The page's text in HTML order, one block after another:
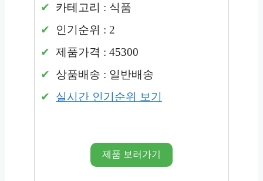
카테고리 : 식품
인기순위 : 2
제품가격 : 45300
상품배송 : 일반배송
실시간 인기순위 보기
제품 보러가기